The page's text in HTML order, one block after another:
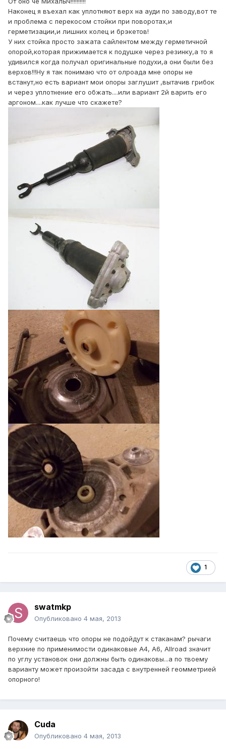
Наконец я въехал как уплотняют верх на ауди по заводу,вот те
и проблема с перекосом стойки при поворотах,и
герметизации,и лишних колец и брэкетов!
У них стойка просто зажата сайлентом между герметичной
опорой,которая прижимается к подушке через резинку,а то я
удивился когда получал оригинальные подухи,а они были без
верхов!!!Ну я так понимаю что от олроада мне опоры не
встанут,но есть вариант мои опоры заглушит ,вытачив грибок
и через уплотнение его обжать....или вариант 2й варить его
аргоном....как лучше что скажете?
1
swatmkp
Опубликовано 4 мая, 2013
Почему считаешь что опоры не подойдут к стаканам? рычаги
верхние по применимости одинаковые А4, А6, Allroad значит
по углу установок они должны быть одинаковы...а по твоему
варианту может произойти засада с внутренней геомметрией
опорного!
Cuda
Опубликовано 4 мая, 2013